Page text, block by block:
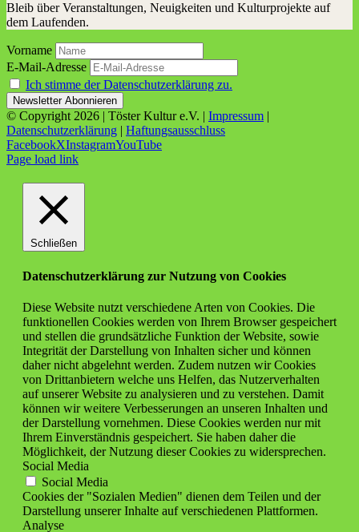
Bleib über Veranstaltungen, Neuigkeiten und Kulturprojekte auf
dem Laufenden.
Vorname
E-Mail-Adresse
Ich stimme der Datenschutzerklärung zu.
© Copyright 2026 | Töster Kultur e.V. | Impressum |
Datenschutzerklärung | Haftungsausschluss
FacebookXInstagramYouTube
Page load link
Schließen
Datenschutzerklärung zur Nutzung von Cookies
Diese Website nutzt verschiedene Arten von Cookies. Die
funktionellen Cookies werden von Ihrem Browser gespeichert
und stellen die grundsätzliche Funktion der Website, sowie
Integrität der Darstellung von Inhalten sicher und können
daher nicht abgelehnt werden. Zudem nutzen wir Cookies
von Drittanbietern welche uns Helfen, das Nutzerverhalten
auf unserer Website zu analysieren und zu verstehen. Damit
können wir weitere Verbesserungen an unseren Inhalten und
der Darstellung vornehmen. Diese Cookies werden nur mit
Ihrem Einverständnis gespeichert. Sie haben daher die
Möglichkeit, der Nutzung dieser Cookies zu widersprechen.
Social Media
Social Media
Cookies der "Sozialen Medien" dienen dem Teilen und der
Darstellung unserer Inhalte auf verschiedenen Plattformen.
Analyse